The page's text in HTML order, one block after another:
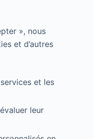
», nous
et d’autres
et les
leur